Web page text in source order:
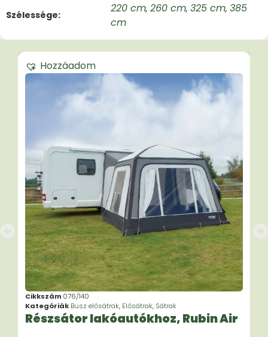
Szélessége
220 cm, 260 cm, 325 cm, 385
cm
Hozzáadom
Cikkszám 076/140
Kategóriák Busz elősátrak, Elősátrak, Sátrak
Részsátor lakóautókhoz, Rubin Air